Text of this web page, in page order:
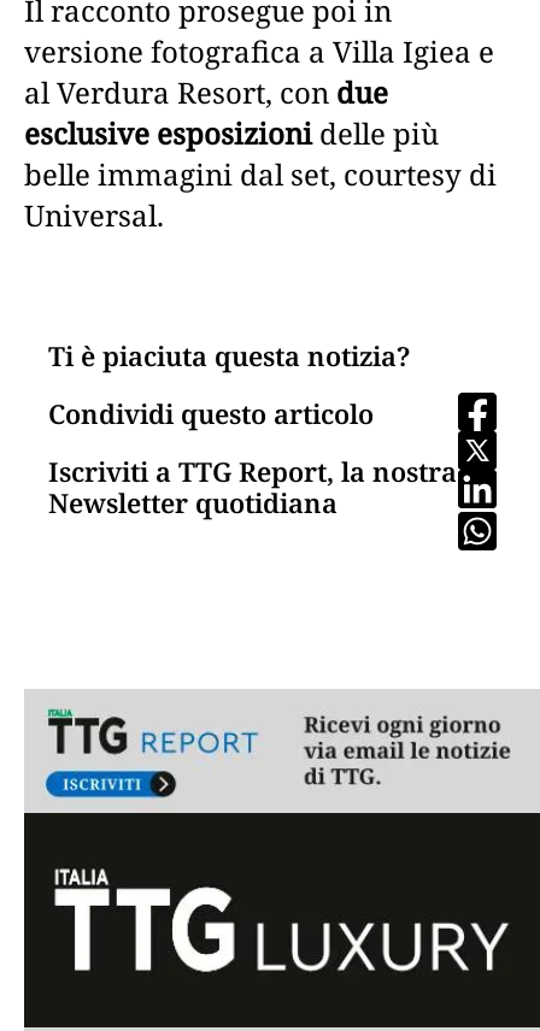
Il racconto prosegue poi in
versione fotografica a Villa Igiea e
al Verdura Resort, con due
esclusive esposizionidelle più
belle immagini dal set, courtesy di
Universal.
Ti è piaciuta questa notizia?
Condividi questo articolo
Iscriviti a TTG Report, la nostra
Newsletter quotidiana